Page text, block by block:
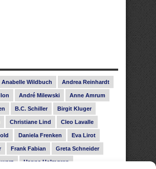
Anabelle Wildbuch Andrea Reinhardt
André Milewski Anne Amrum
B.C. Schiller Birgit Kluger
Christiane Lind Cleo Lavalle
Daniela Frenken Eva Lirot
Frank Fabian Greta Schneider
Hanna Holmgren